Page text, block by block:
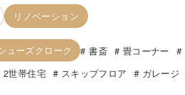
リノベーション
ューズクローク 書斎 畳コーナー
2世帯住宅 スキップフロア ガレージ